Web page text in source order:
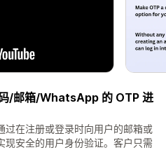
/邮箱/WhatsApp 的 OTP 进
在注册或登录时向用户的邮箱或
安全的用户身份验证。客户只需